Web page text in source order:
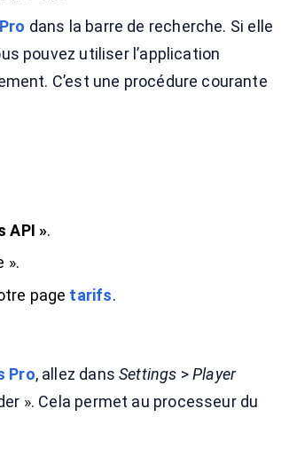
dans la barre de recherche. Si elle
pouvez utiliser l’application
C’est une procédure courante
API ».
».
page tarifs.
Pro, allez dansSettings >Player
». Cela permet au processeur du